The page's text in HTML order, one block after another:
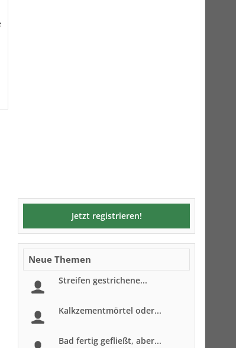
Jetzt registrieren!
Neue Themen
Streifen gestrichene...
Kalkzementmörtel oder...
Bad fertig gefließt, aber...